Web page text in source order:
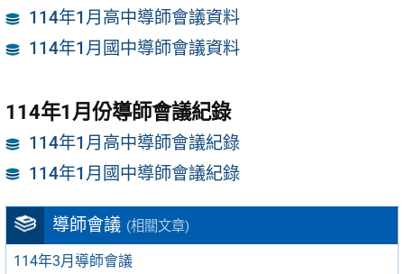
導師會議 (相關文章)
114年3月導師會議
114年1月高中導師會議資料
114年1月國中導師會議資料
114年1月份導師會議紀錄
114年1月高中導師會議紀錄
114年1月國中導師會議紀錄